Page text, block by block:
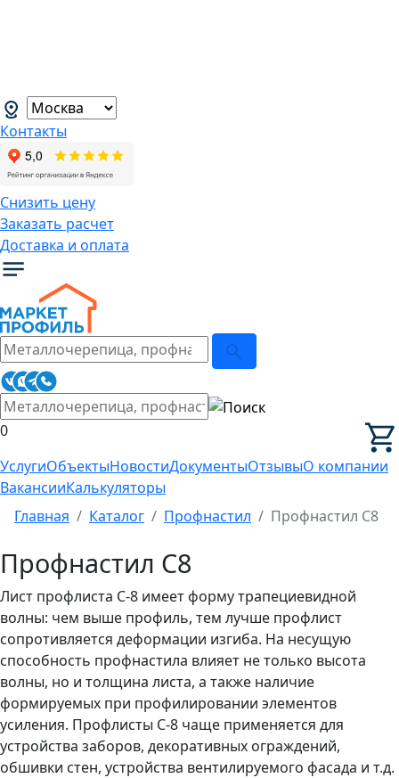
Контакты
Снизить цену
Заказать расчет
Доставка и оплата
0
УслугиОбъектыНовостиДокументыОтзывыО компании
ВакансииКалькуляторы
Главная
Каталог Профнастил Профнастил С8
Профнастил С8
Лист профлиста С-8 имеет форму трапециевидной
волны: чем выше профиль, тем лучше профлист
сопротивляется деформации изгиба. На несущую
способность профнастила влияет не только высота
волны, но и толщина листа, а также наличие
формируемых при профилировании элементов
усиления. Профлисты С-8 чаще применяется для
устройства заборов, декоративных ограждений,
обшивки стен, устройства вентилируемого фасада и т.д.